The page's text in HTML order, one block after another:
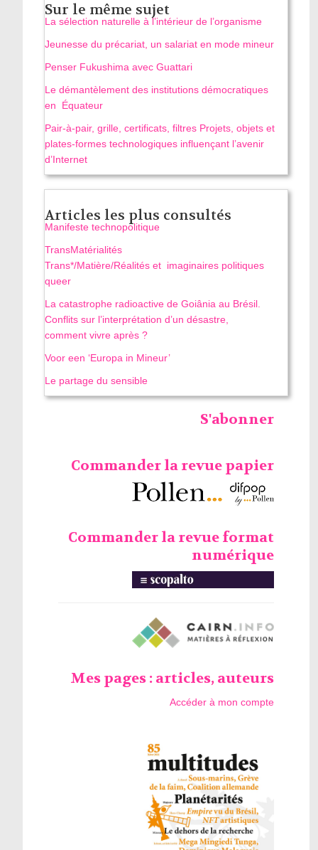
Sur le même sujet
La sélection naturelle à l’intérieur de l’organisme
Jeunesse du précariat, un salariat en mode mineur
Penser Fukushima avec Guattari
Le démantèlement des institutions démocratiques
en Équateur
Pair-à-pair, grille, certificats, filtres Projets, objets et
plates-formes technologiques influençant l’avenir
d’Internet
Articles les plus consultés
Manifeste technopolitique
TransMatérialités
Trans*/Matière/Réalités et imaginaires politiques
queer
La catastrophe radioactive de Goiânia au Brésil.
Conflits sur l’interprétation d’un désastre,
comment vivre après ?
Voor een ‘Europa in Mineur’
Le partage du sensible
S'abonner
Commander la revue papier
Commander la revue format
numérique
Mes pages : articles, auteurs
Accéder à mon compte